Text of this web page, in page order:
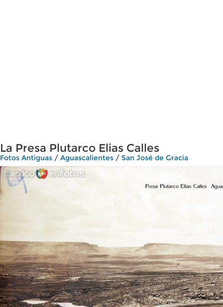
La Presa Plutarco Elias Calles
Fotos Antiguas / Aguascalientes / San José de Gracia